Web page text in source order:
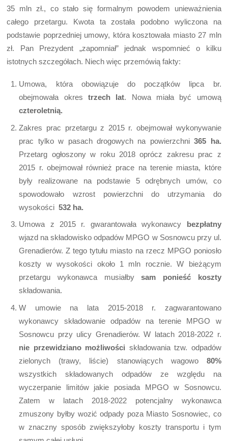
35 mln zł., co stało się formalnym powodem unieważnienia
całego przetargu. Kwota ta została podobno wyliczona na
podstawie poprzedniej umowy, która kosztowała miasto 27 mln
zł. Pan Prezydent „zapomniał” jednak wspomnieć o kilku
istotnych szczegółach. Niech więc przemówią fakty:
Umowa, która obowiązuje do początków lipca br.
obejmowała okrestrzech lat. Nowa miała być umową
czteroletnią.
Zakres prac przetargu z 2015 r. obejmował wykonywanie
prac tylko w pasach drogowych na powierzchni365 ha.
Przetarg ogłoszony w roku 2018 oprócz zakresu prac z
2015 r. obejmował również prace na terenie miasta, które
były realizowane na podstawie 5 odrębnych umów, co
spowodowało wzrost powierzchni do utrzymania do
wysokości532 ha.
Umowa z 2015 r. gwarantowała wykonawcy bezpłatny
wjazd na składowisko odpadów MPGO w Sosnowcu przy ul.
Grenadierów. Z tego tytułu miasto na rzecz MPGO poniosło
koszty w wysokości około 1 mln rocznie. W bieżącym
przetargu wykonawca musiałbysam ponieść koszty
składowania.
W umowie na lata 2015-2018 r. zagwarantowano
wykonawcy składowanie odpadów na terenie MPGO w
Sosnowcu przy ulicy Grenadierów. W latach 2018-2022 r.
nie przewidziano możliwości składowania tzw. odpadów
zielonych (trawy, liście) stanowiących wagowo 80%
wszystkich składowanych odpadów ze względu na
wyczerpanie limitów jakie posiada MPGO w Sosnowcu.
Zatem w latach 2018-2022 potencjalny wykonawca
zmuszony byłby wozić odpady poza Miasto Sosnowiec, co
w znaczny sposób zwiększyłoby koszty transportu i tym